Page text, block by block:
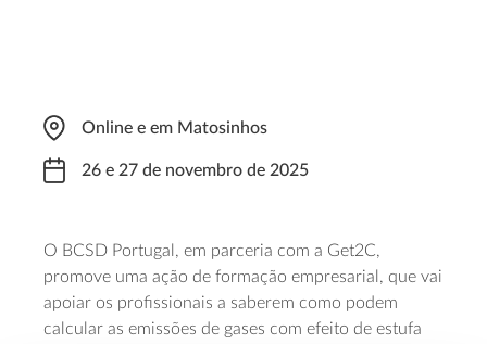
Online e em Matosinhos
26 e 27 de novembro de 2025
O BCSD Portugal, em parceria com a Get2C,
promove uma ação de formação empresarial, que vai
apoiar os profissionais a saberem como podem
calcular as emissões de gases com efeito de estufa